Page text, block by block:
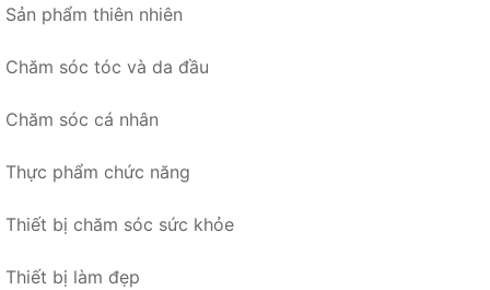
Sản phẩm thiên nhiên
Chăm sóc tóc và da đầu
Chăm sóc cá nhân
Thực phẩm chức năng
Thiết bị chăm sóc sức khỏe
Thiết bị làm đẹp